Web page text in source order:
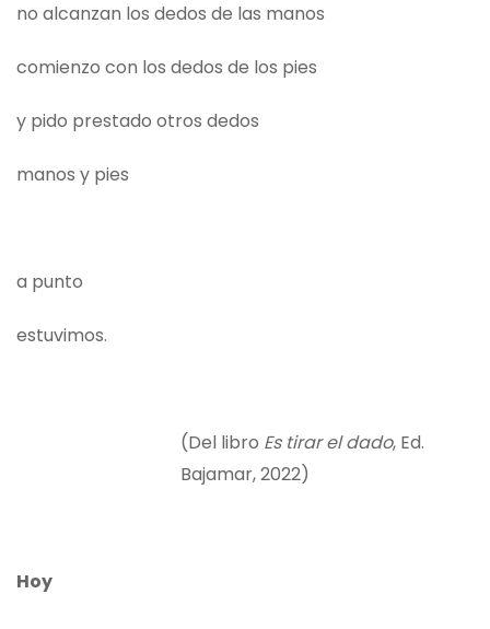
no alcanzan los dedos de las manos
comienzo con los dedos de los pies
y pido prestado otros dedos
manos y pies
a punto
estuvimos.
(Del libro Es tirar el dado, Ed.
Bajamar, 2022)
Hoy